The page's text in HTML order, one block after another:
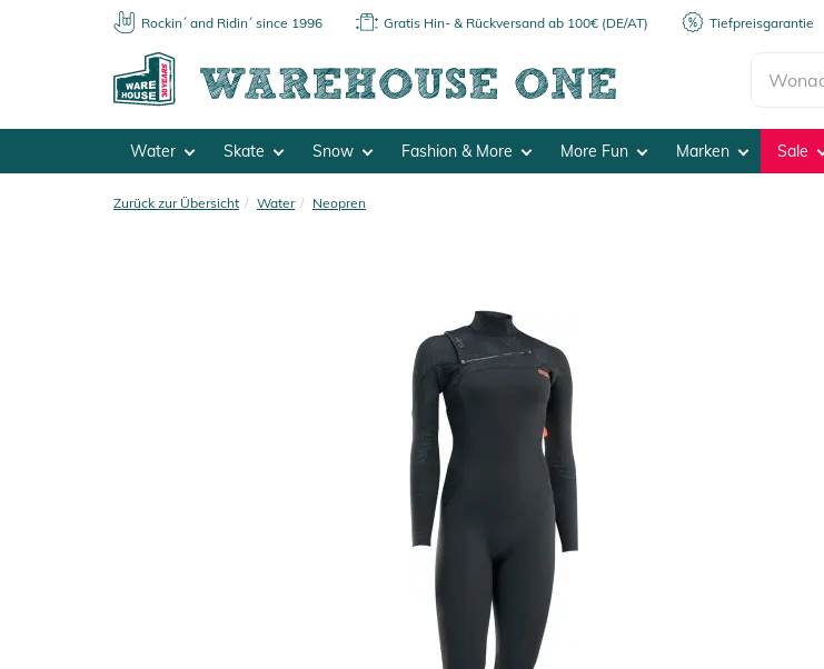
Rockin´ and Ridin´ since 1996 Gratis Hin- & Rückversand ab 100€ (DE/AT) Tiefpreisgarantie
Water Skate Snow Fashion & More More Fun Marken Sale
Zurück zur Übersicht Water Neopren